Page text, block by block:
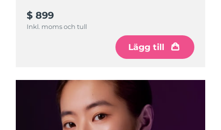
$ 899
Inkl. moms och tull
Lägg till